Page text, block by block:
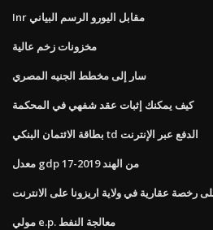
Inr مقابل اليورو الرسم البياني
مخزونات زخم عالية
سار إلى مخطط الجنيه المصري
كيف يمكنك إثبات عقد شفهي في المحكمة
بطاقة الائتمان البنكي td الدفع عبر الإنترنت
معدل gdp من الهند 2019-17
رخصة عقارية في ولاية اريزونا على الانترنت
مولي e.p. معالجة النفط